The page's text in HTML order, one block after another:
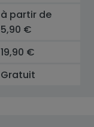
à partir de
5,90 €
19,90 €
Gratuit